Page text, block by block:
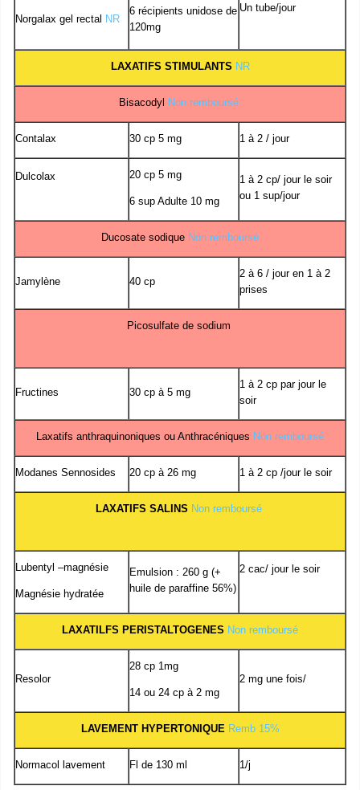
Norgalax gel rectal NR
6 récipients unidose de
120mg
Un tube/jour
LAXATIFS STIMULANTS NR
Bisacodyl Non remboursé
Contalax 30 cp 5 mg 1 à 2 / jour
Dulcolax 20 cp 5 mg
6 sup Adulte 10 mg
1 à 2 cp/ jour le soir
ou 1 sup/jour
Ducosate sodique Non remboursé
Jamylène 40 cp
2 à 6 / jour en 1 à 2
prises
Picosulfate de sodium
Fructines 30 cp à 5 mg
1 à 2 cp par jour le
soir
Laxatifs anthraquinoniques ou Anthracéniques Non remboursé
Modanes Sennosides 20 cp à 26 mg 1 à 2 cp /jour le soir
LAXATIFS SALINS Non remboursé
Lubentyl –magnésie
Magnésie hydratée
Emulsion : 260 g (+
huile de paraffine 56%)
2 cac/ jour le soir
LAXATILFS PERISTALTOGENES Non remboursé
Resolor
28 cp 1mg
14 ou 24 cp à 2 mg
2 mg une fois/
LAVEMENT HYPERTONIQUE Remb 15%
Normacol lavement Fl de 130 ml 1/j